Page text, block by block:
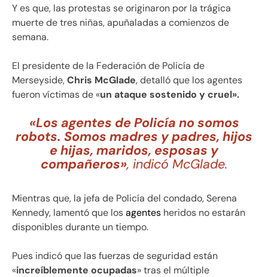
Y es que, las protestas se originaron por la trágica
muerte de tres niñas, apuñaladas a comienzos de
semana.
El presidente de la Federación de Policía de
Merseyside,Chris McGlade, detalló que los agentes
fueron víctimas de «un ataque sostenido y cruel».
«Los agentes de Policía no somos
robots. Somos madres y padres, hijos
e hijas, maridos, esposas y
compañeros», indicó McGlade.
Mientras que, la jefa de Policía del condado, Serena
Kennedy, lamentó que losagentes heridos no estarán
disponibles durante un tiempo.
Pues indicó que las fuerzas de seguridad están
«increíblemente ocupadas» tras el múltiple